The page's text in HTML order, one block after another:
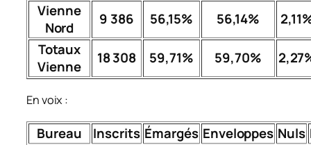
Vienne
Nord
9 386 56,15% 56,14%
Totaux
Vienne
18 308 59,71% 59,70%
En voix :
Bureau Inscrits Émargés Enveloppes Nuls